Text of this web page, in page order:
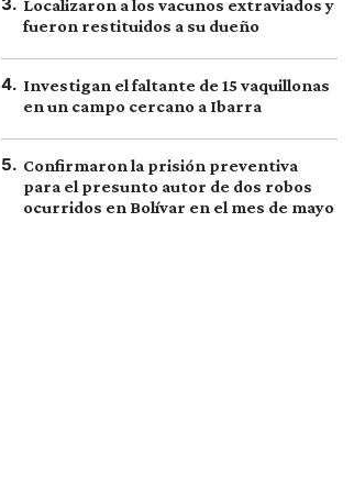
Localizaron a los vacunos extraviados y
fueron restituidos a su dueño
4. Investigan el faltante de 15 vaquillonas
en un campo cercano a Ibarra
5. Confirmaron la prisión preventiva
para el presunto autor de dos robos
ocurridos en Bolívar en el mes de mayo